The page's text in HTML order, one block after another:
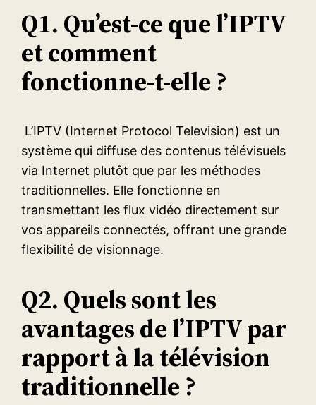
Q1. Qu’est-ce que l’IPTV
et comment
fonctionne-t-elle ?
L’IPTV (Internet Protocol Television) est un
système qui diffuse des contenus télévisuels
via Internet plutôt que par les méthodes
traditionnelles. Elle fonctionne en
transmettant les flux vidéo directement sur
vos appareils connectés, offrant une grande
flexibilité de visionnage.
Q2. Quels sont les
avantages de l’IPTV par
rapport à la télévision
traditionnelle ?